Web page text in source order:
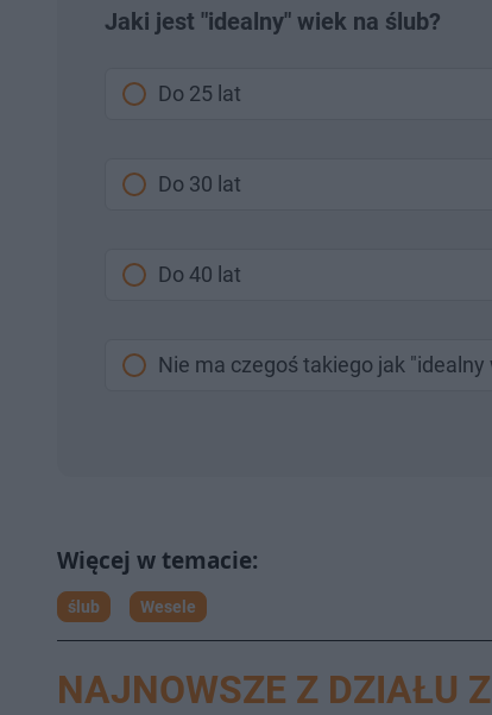
Jaki jest "idealny" wiek na ślub?
Do 25 lat
Do 30 lat
Do 40 lat
Nie ma czegoś takiego jak
ślub Wesele
NAJNOWSZE Z DZIAŁU